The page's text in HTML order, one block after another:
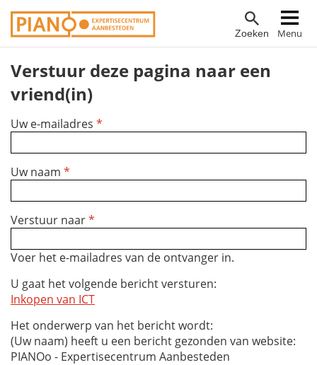
Overslaan
en
de
inhoud
gaan
Zoeken Menu
Hoofdnavigatie
Verstuur deze pagina naar een
vriend(in)
Uw e-mailadres *
Uw naam *
Verstuur naar*
Voer het e-mailadres van de ontvanger in.
U gaat het volgende bericht versturen:
Inkopen van ICT
Het onderwerp van het bericht wordt:
(Uw naam) heeft u een bericht gezonden van website:
PIANOo - Expertisecentrum Aanbesteden